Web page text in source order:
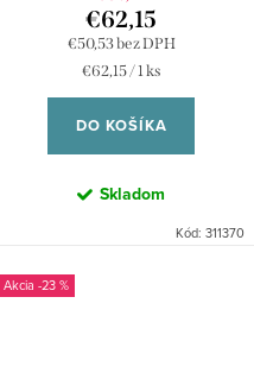
€50,53 bez DPH
€62,15
Jednotková
€62,15 / 1 ks
DO KOŠÍKA
Skladom
Kód: 311370
-23 %